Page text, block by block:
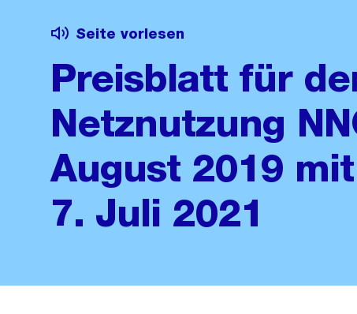
Seite vorlesen
Preisblatt für
Netznutzung
August 2019
7. Juli 2021